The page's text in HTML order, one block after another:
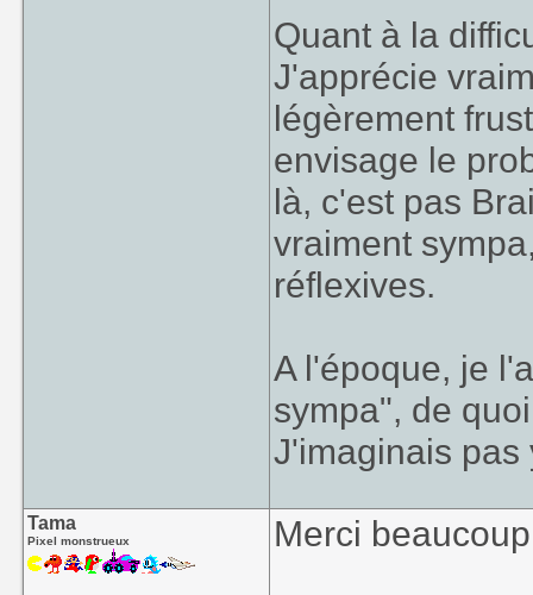
Quant à la
J'apprécie
légèrement
envisage le
là, c'est pas
vraiment
réflexives.
A l'époque, je
sympa", de
J'imaginais pas
Tama
Pixel monstrueux Merci